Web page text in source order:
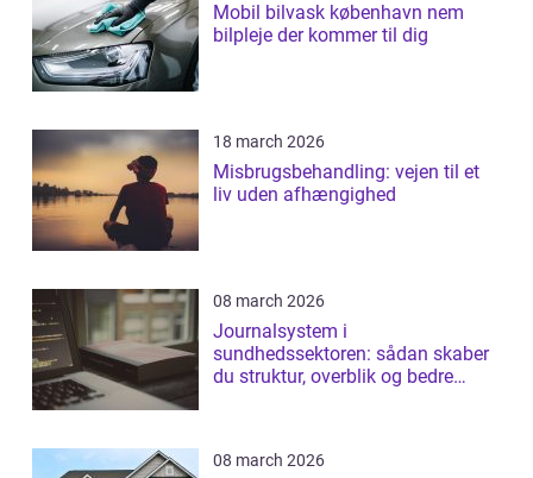
Mobil bilvask københavn nem
bilpleje der kommer til dig
18 march 2026
Misbrugsbehandling: vejen til et
liv uden afhængighed
08 march 2026
Journalsystem i
sundhedssektoren: sådan skaber
du struktur, overblik og bedre
08 march 2026